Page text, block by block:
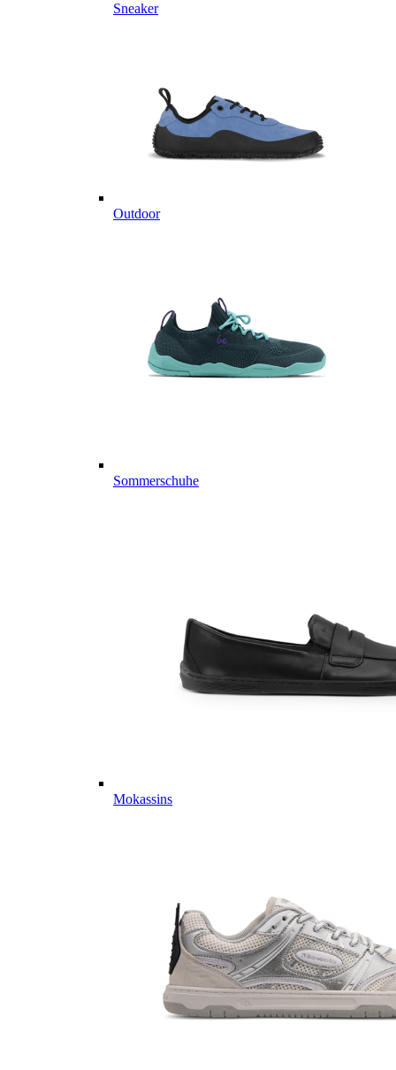
Sneaker
Outdoor
Sommerschuhe
Mokassins